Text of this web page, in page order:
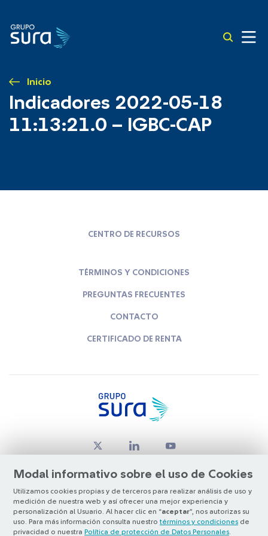
Inicio
Indicadores 2022-05-18
11:13:21.0 – IGBC-CAP
Modal informativo sobre el uso de Cookies
Utilizamos cookies propias y de terceros para realizar análisis de uso y
medición de nuestra web y así ofrecer una mejor experiencia y
personalización al Usuario. Al hacer clic en “aceptar”, nos autorizas su
uso. Para más información consulta nuestro términos y condiciones de
privacidad o nuestra Política de protección de Datos Personales
CENTRO DE RECURSOS
TÉRMINOS Y CONDICIONES
PREGUNTAS FRECUENTES
CONTACTO
CERTIFICADO DE RENTA
© Copyright Grupo SURA 2026